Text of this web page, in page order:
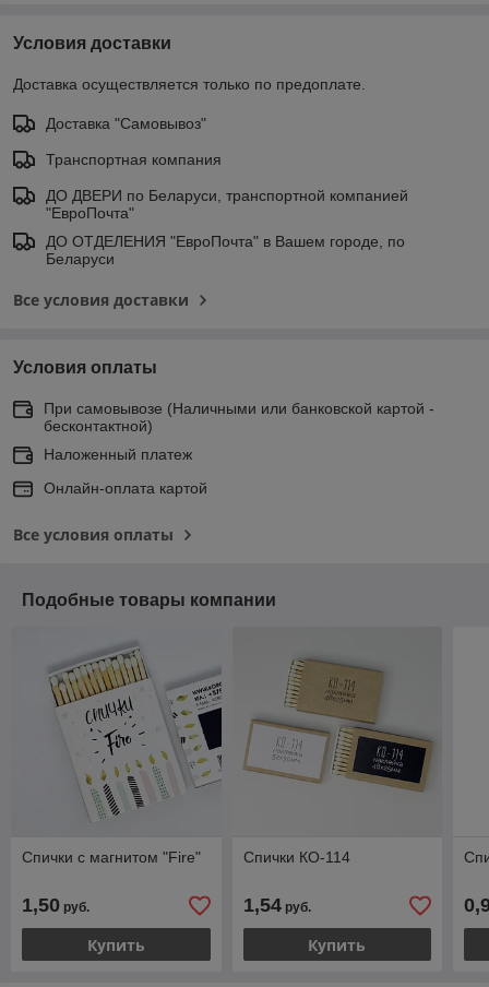
Условия доставки
Доставка осуществляется только по предоплате.
Доставка "Самовывоз"
Транспортная компания
ДО ДВЕРИ по Беларуси, транспортной компанией
"ЕвроПочта"
ДО ОТДЕЛЕНИЯ "ЕвроПочта" в Вашем городе, по
Беларуси
Все условия доставки
Условия оплаты
При самовывозе (Наличными или банковской картой -
бесконтактной)
Наложенный платеж
Онлайн-оплата картой
Все условия оплаты
Подобные товары компании
Спички с магнитом "Fire"
1,50 руб.
Купить
Спички КО-114
1,54руб.
Купить